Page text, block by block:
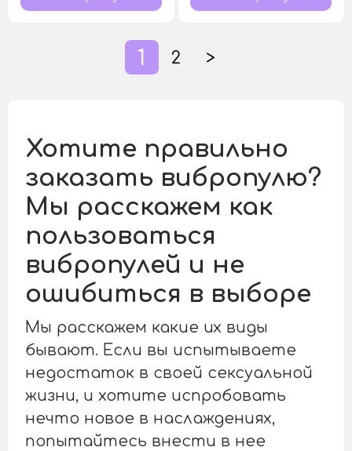
1 2 >
Хотите правильно
заказать вибропулю?
Мы расскажем как
пользоваться
вибропулей и не
ошибиться в выборе
Мы расскажем какие их виды
бывают. Если вы испытываете
недостаток в своей сексуальной
жизни, и хотите испробовать
нечто новое в наслаждениях,
попытайтесь внести в нее